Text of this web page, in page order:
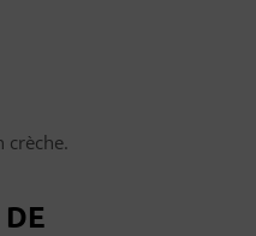
crèche.